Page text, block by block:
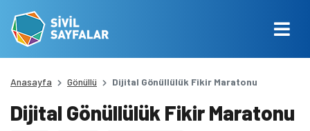
Anasayfa Gönüllü Dijital Gönüllülük Fikir Maratonu
Dijital Gönüllülük Fikir Maratonu